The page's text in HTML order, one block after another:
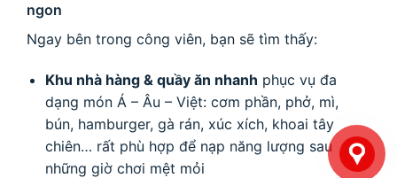
ngon
Ngay bên trong công viên, bạn sẽ tìm thấy:
Khu nhà hàng & quầy ăn nhanh phục vụ đa
dạng món Á – Âu – Việt: cơm phần, phở, mì,
bún, hamburger, gà rán, xúc xích, khoai tây
chiên… rất phù hợp để nạp năng lượng sau
những giờ chơi mệt mỏi